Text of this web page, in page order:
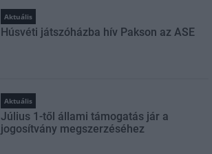
Aktuális
Húsvéti játszóházba hív Pakson az ASE
Aktuális
Július 1-től állami támogatás jár a
jogosítvány megszerzéséhez